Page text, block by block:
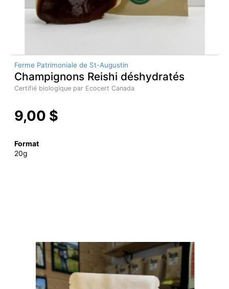
Ferme Patrimoniale de St-Augustin
Champignons Reishi déshydratés
Certifié biologique par Ecocert Canada
9,00 $
Format
20g